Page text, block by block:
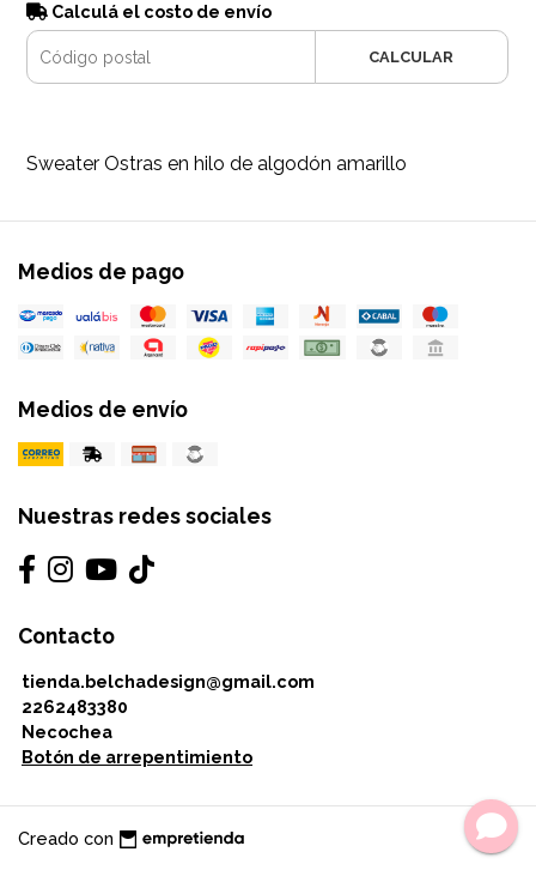
Calculá el costo de envío
CALCULAR
Sweater Ostras en hilo de algodón amarillo
Medios de pago
Medios de envío
Nuestras redes sociales
Contacto
tienda.belchadesign@gmail.com
2262483380
Necochea
Botón de arrepentimiento
Creado con